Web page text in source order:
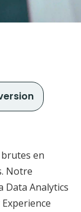
en
Notre
Data Analytics